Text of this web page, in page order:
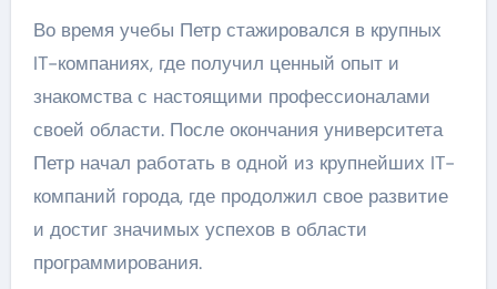
Во время учебы Петр стажировался в крупных
IT-компаниях, где получил ценный опыт и
знакомства с настоящими профессионалами
своей области. После окончания университета
Петр начал работать в одной из крупнейших IT-
компаний города, где продолжил свое развитие
и достиг значимых успехов в области
программирования.